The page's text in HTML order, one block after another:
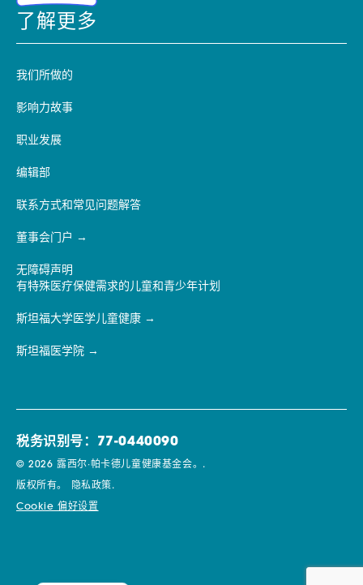
了解更多
我们所做的
影响力故事
职业发展
编辑部
联系方式和常见问题解答
董事会门户
无障碍声明
有特殊医疗保健需求的儿童和青少年计划
斯坦福大学医学儿童健康
斯坦福医学院
税务识别号：77-0440090
© 2026 露西尔·帕卡德儿童健康基金会。.
版权所有。 隐私政策.
Cookie 偏好设置